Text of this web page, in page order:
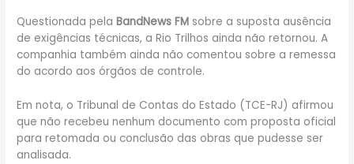
Questionada pelaBandNews FM sobre a suposta ausência
de exigências técnicas, a Rio Trilhos ainda não retornou. A
companhia também ainda não comentou sobre a remessa
do acordo aos órgãos de controle.
Em nota, o Tribunal de Contas do Estado (TCE-RJ) afirmou
que não recebeu nenhum documento com proposta oficial
para retomada ou conclusão das obras que pudesse ser
analisada.